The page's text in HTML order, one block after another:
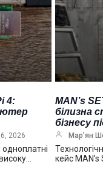
4:
2026
MAN’s
білизна
бізнесу
Мар’ян
кейс MAN’s